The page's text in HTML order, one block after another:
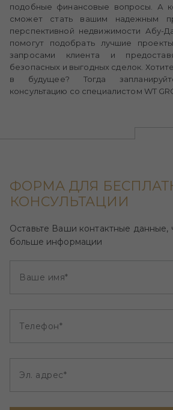
подобные финансовые вопросы. А
сможет стать вашим надежным
перспективной недвижимости Абу-
помогут подобрать лучшие
запросами клиента и
безопасных и выгодных сделок.
в будущее? Тогда
консультацию со специалистом WT
ФОРМА ДЛЯ
КОНСУЛЬТАЦИИ
Оставьте Ваши контактные данные,
больше информации
Ваше имя*
Телефон*
Эл. адрес*